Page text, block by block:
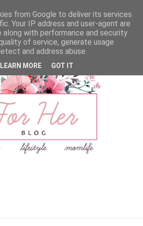
from Google to deliver its services
Your IP address and user-agent are
along with performance and security
of service, generate usage
and address abuse.
LEARN MORE GOT IT